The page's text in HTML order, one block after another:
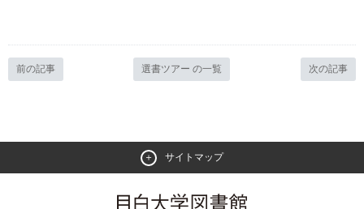
前の記事 選書ツアー の一覧 次の記事
サイトマップ